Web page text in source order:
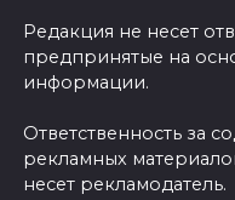
Редакция не несет
предпринятые на
информации.
Ответственность за
рекламных
несет рекламодатель.